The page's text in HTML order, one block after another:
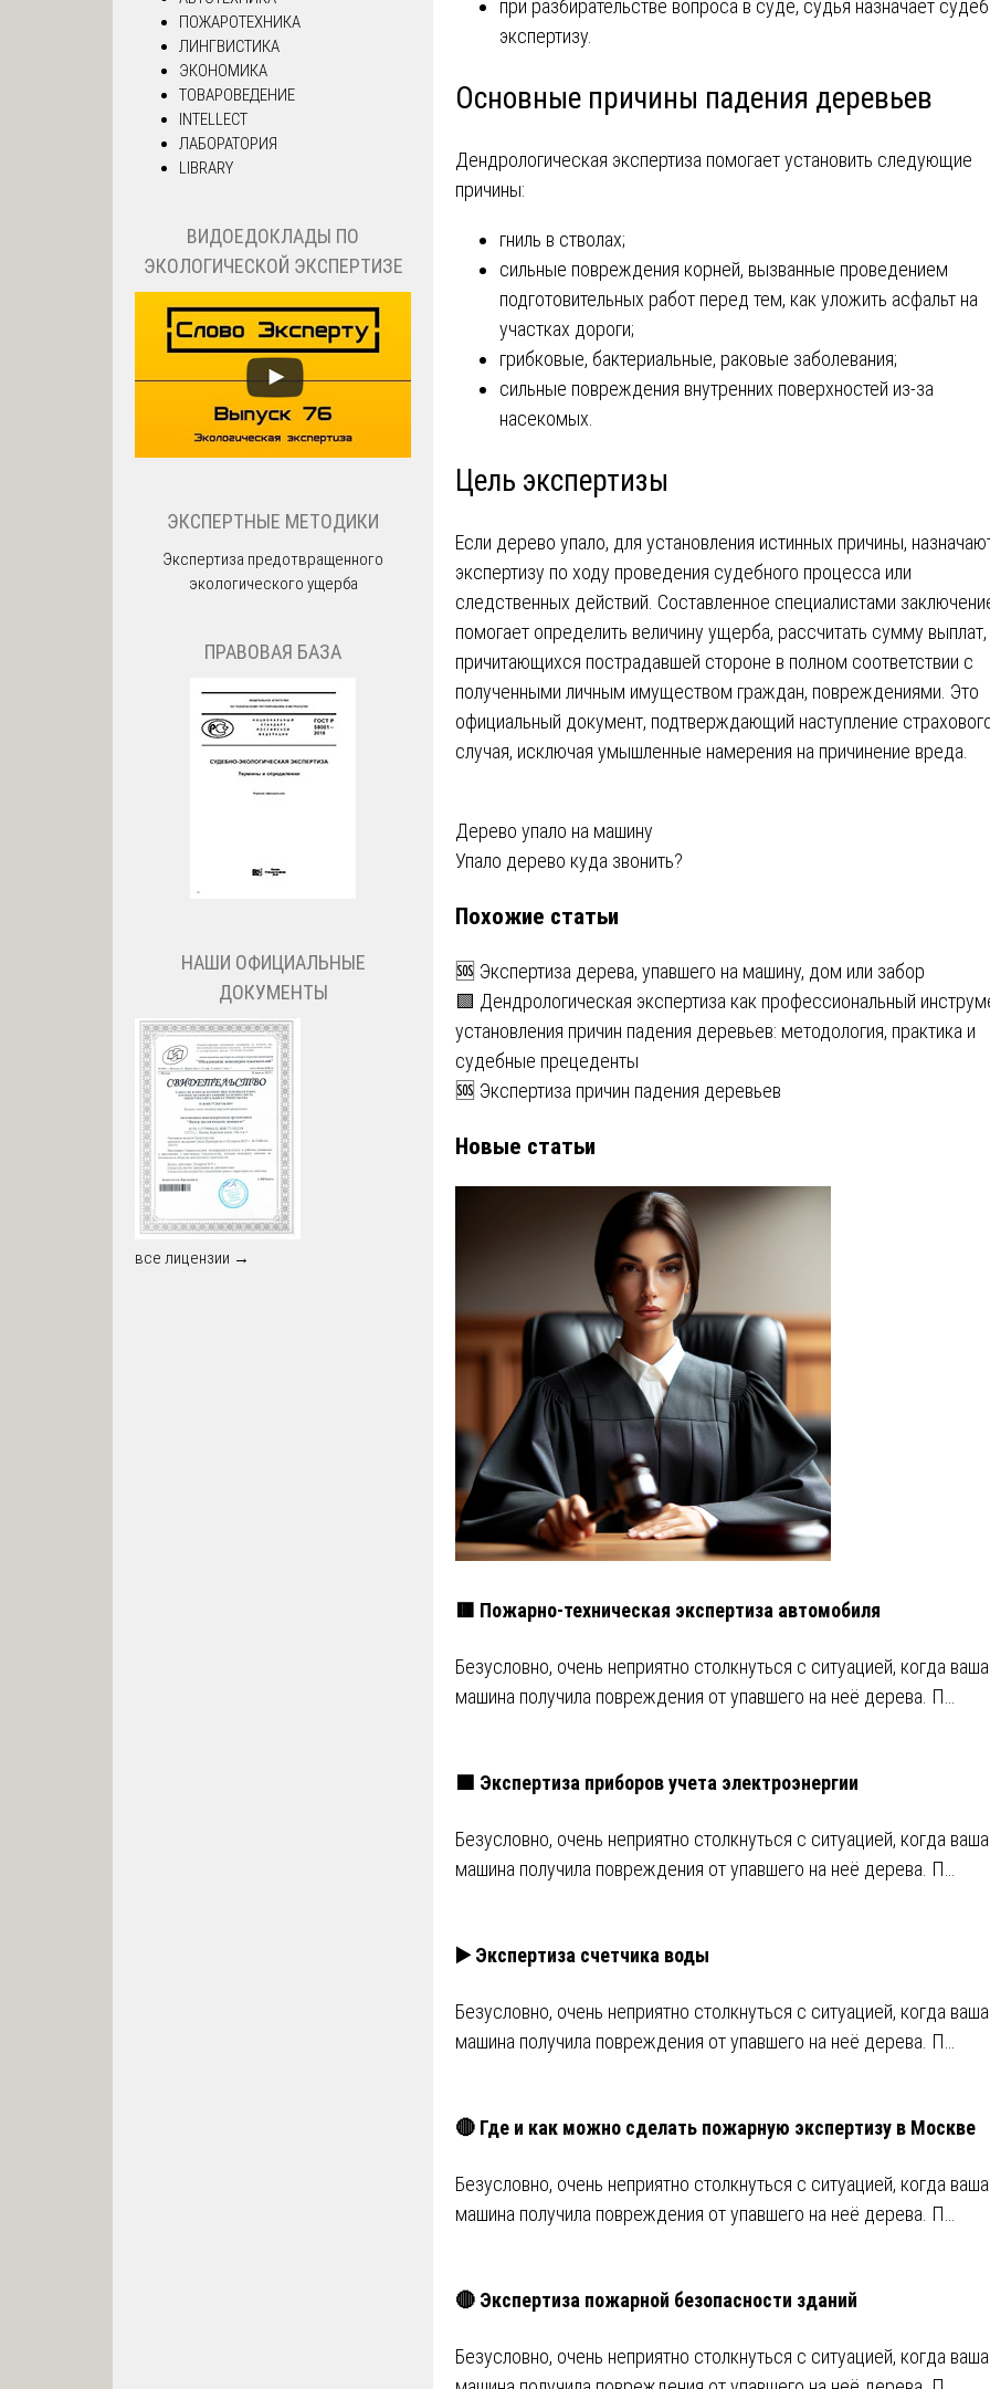
при разбирательстве вопроса в суде, судья назначает
экспертизу.
Основные причины падения деревьев
Дендрологическая экспертиза помогает установить следующие
причины:
гниль в стволах;
сильные повреждения корней, вызванные проведением
подготовительных работ перед тем, как уложить асфальт на
участках дороги;
грибковые, бактериальные, раковые заболевания;
сильные повреждения внутренних поверхностей из-за
насекомых.
Цель экспертизы
Если дерево упало, для установления истинных причины,
экспертизу по ходу проведения судебного процесса или
следственных действий. Составленное специалистами
помогает определить величину ущерба, рассчитать сумму выплат,
причитающихся пострадавшей стороне в полном соответствии с
полученными личным имуществом граждан, повреждениями. Это
официальный документ, подтверждающий наступление
случая, исключая умышленные намерения на причинение вреда.
Навигация
записям
Дерево упало на машину
Упало дерево куда звонить?
Похожие статьи
🆘 Экспертиза дерева, упавшего на машину, дом или забор
🟩 Дендрологическая экспертиза как профессиональный
установления причин падения деревьев: методология, практика и
судебные прецеденты
🆘 Экспертиза причин падения деревьев
Новые статьи
🟥 Пожарно-техническая экспертиза автомобиля
Безусловно, очень неприятно столкнуться с ситуацией, когда ваша
машина получила повреждения от упавшего на неё дерева. П…
🟩 Экспертиза приборов учета электроэнергии
Безусловно, очень неприятно столкнуться с ситуацией, когда ваша
машина получила повреждения от упавшего на неё дерева. П…
▶️ Экспертиза счетчика воды
Безусловно, очень неприятно столкнуться с ситуацией, когда ваша
машина получила повреждения от упавшего на неё дерева. П…
🔴 Где и как можно сделать пожарную экспертизу в Москве
Безусловно, очень неприятно столкнуться с ситуацией, когда ваша
машина получила повреждения от упавшего на неё дерева. П…
🔴 Экспертиза пожарной безопасности зданий
Безусловно, очень неприятно столкнуться с ситуацией, когда ваша
ПОЖАРОТЕХНИКА
ЛИНГВИСТИКА
ЭКОНОМИКА
ТОВАРОВЕДЕНИЕ
INTELLECT
ЛАБОРАТОРИЯ
LIBRARY
ВИДОЕДОКЛАДЫ ПО
ЭКОЛОГИЧЕСКОЙ ЭКСПЕРТИЗЕ
ЭКСПЕРТНЫЕ МЕТОДИКИ
Экспертиза предотвращенного
экологического ущерба
ПРАВОВАЯ БАЗА
НАШИ ОФИЦИАЛЬНЫЕ
ДОКУМЕНТЫ
все лицензии →